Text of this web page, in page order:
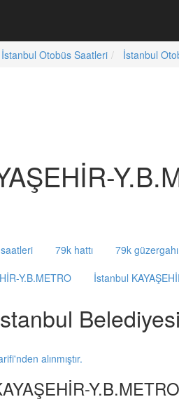
İstanbul Otobüs Saatleri İstanbul
79k hattı 79k güzergahı
Y.B.METRO
İstanbul
alınmıştır.